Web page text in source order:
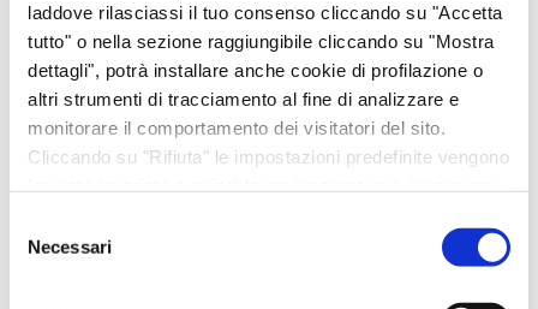
laddove rilasciassi il tuo consenso cliccando su "Accetta
tutto" o nella sezione raggiungibile cliccando su "Mostra
dettagli", potrà installare anche cookie di profilazione o
altri strumenti di tracciamento al fine di analizzare e
monitorare il comportamento dei visitatori del sito.
Cliccando su "Rifiuta" le impostazioni predefinite vengono
quello tecnico. Per maggiori informazioni visualizza la
delNecessari
Fiori
Idee per la casa
Idee regalo
Libri e gadget
Regali PASQUA